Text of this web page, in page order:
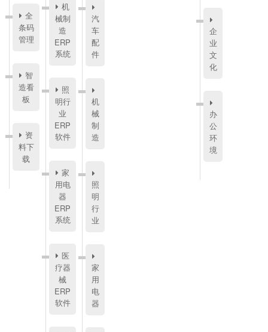
全
条码
管理
智
造看
板
资
料下
载
机
械制
造
ERP
系统
照
明行
业
ERP
软件
家
用电
器
ERP
系统
医
疗器
械
ERP
软件
汽
车
配
件
机
械
制
造
照
明
行
业
家
用
电
器
企
业
文
化
办
公
环
境